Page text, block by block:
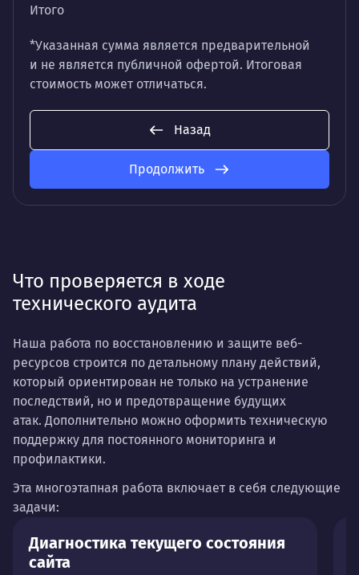
Итого
*Указанная сумма является предварительной
и не является публичной офертой. Итоговая
стоимость может отличаться.
Назад
Продолжить
Что проверяется в ходе
технического аудита
Наша работа по восстановлению и защите веб-
ресурсов строится по детальному плану действий,
который ориентирован не только на устранение
последствий, но и предотвращение будущих
атак. Дополнительно можно оформить техническую
поддержку для постоянного мониторинга и
профилактики.
Эта многоэтапная работа включает в себя следующие
задачи:
Диагностика текущего состояния
сайта